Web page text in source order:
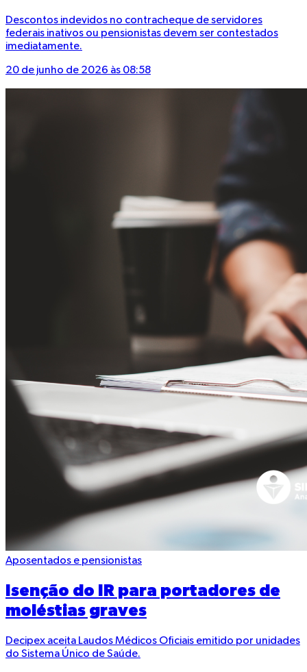
Descontos indevidos no contracheque de servidores
federais inativos ou pensionistas devem ser contestados
imediatamente.
20 de junho de 2026 às 08:58
Aposentados e pensionistas
Isenção do IR para portadores de
moléstias graves
Decipex aceita Laudos Médicos Oficiais emitido por unidades
do Sistema Único de Saúde.